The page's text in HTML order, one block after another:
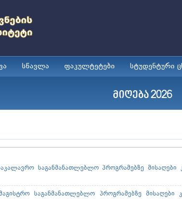
სწავლა ფაკულტეტები სტუდენტური
მიღება 2026
საგანმანათლებლო პროგრამებზე მისაღები
საგანმანათლებლო პროგრამებზე მისაღები